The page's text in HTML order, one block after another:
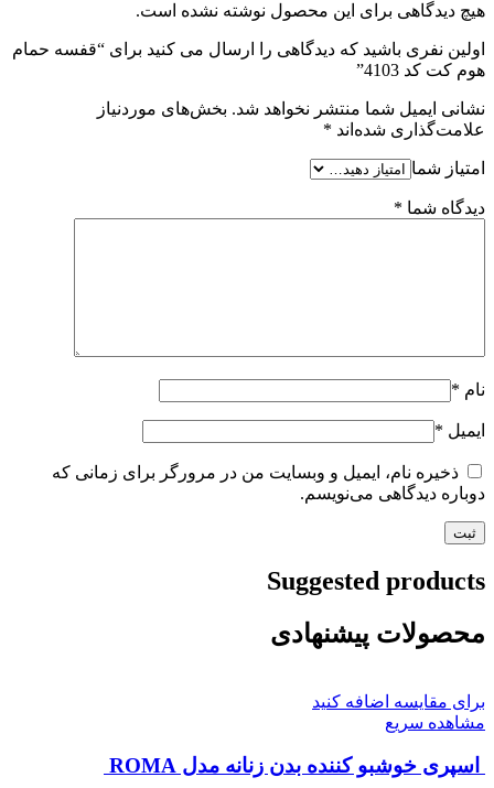
هیچ دیدگاهی برای این محصول نوشته نشده است.
اولین نفری باشید که دیدگاهی را ارسال می کنید برای “قفسه حمام
هوم کت کد 4103”
نشانی ایمیل شما منتشر نخواهد شد. بخش‌های موردنیاز
علامت‌گذاری شده‌اند *
امتیاز شما
دیدگاه شما *
نام *
ایمیل *
ذخیره نام، ایمیل و وبسایت من در مرورگر برای زمانی که
دوباره دیدگاهی می‌نویسم.
Suggested products
محصولات پیشنهادی
برای مقایسه اضافه کنید
مشاهده سریع
اسپری خوشبو کننده بدن زنانه مدل ROMA